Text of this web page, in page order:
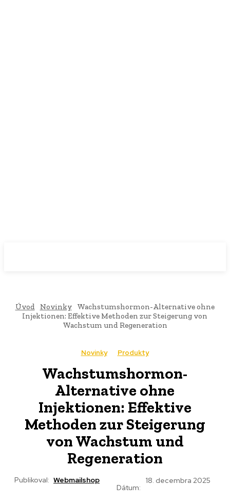
Úvod Novinky
Wachstumshormon-Alternative ohne
Injektionen: Effektive Methoden zur Steigerung von
Wachstum und Regeneration
Novinky Produkty
Wachstumshormon-
Alternative ohne
Injektionen: Effektive
Methoden zur Steigerung
von Wachstum und
Regeneration
Publikoval: Webmailshop
Dátum:
18. decembra 2025